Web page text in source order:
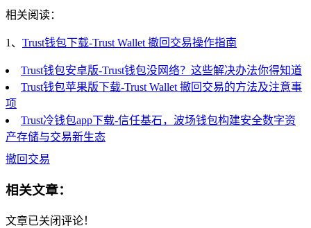
相关阅读：
1、 Trust钱包下载-Trust Wallet 撤回交易操作指南
Trust钱包安卓版-Trust钱包没网络？这些解决办法你得知道
Trust钱包苹果版下载-Trust Wallet 撤回交易的方法及注意事
项
Trust冷钱包app下载-信任基石，波场钱包构建安全数字资
产存储与交易新生态
撤回交易
相关文章：
文章已关闭评论！